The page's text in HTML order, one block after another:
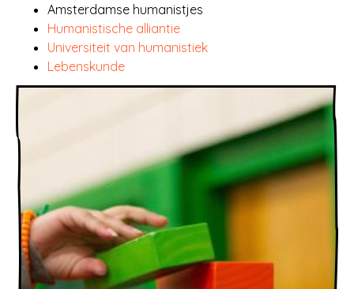
Amsterdamse humanistjes
Humanistische alliantie
Universiteit van humanistiek
Lebenskunde